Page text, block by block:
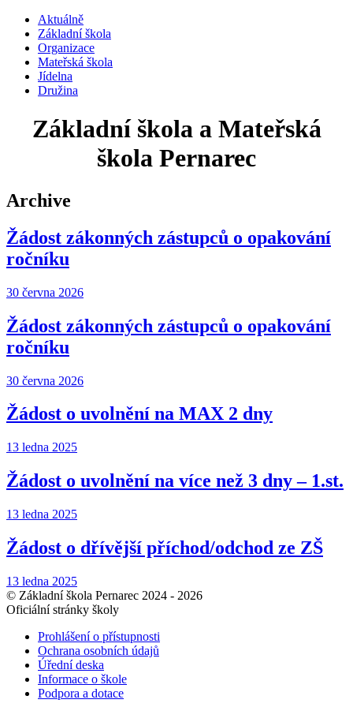
Aktuálně
Základní škola
Organizace
Mateřská škola
Jídelna
Družina
Základní škola a Mateřská
škola Pernarec
Archive
Žádost zákonných zástupců o opakování
ročníku
30 června 2026
Žádost zákonných zástupců o opakování
ročníku
30 června 2026
Žádost o uvolnění na MAX 2 dny
13 ledna 2025
Žádost o uvolnění na více než 3 dny – 1.st.
13 ledna 2025
Žádost o dřívější příchod/odchod ze ZŠ
13 ledna 2025
© Základní škola Pernarec 2024 - 2026
Oficiální stránky školy
Prohlášení o přístupnosti
Ochrana osobních údajů
Úřední deska
Informace o škole
Podpora a dotace